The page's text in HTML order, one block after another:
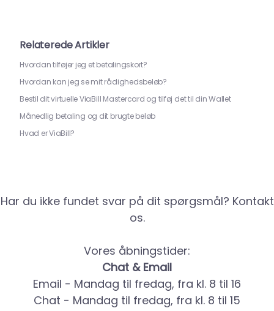
Relaterede Artikler
Hvordan tilføjer jeg et betalingskort?
Hvordan kan jeg se mit rådighedsbeløb?
Bestil dit virtuelle ViaBill Mastercard og tilføj det til din Wallet
Månedlig betaling og dit brugte beløb
Hvad er ViaBill?
Har du ikke fundet svar på dit spørgsmål? Kontakt
os.
Vores åbningstider:
Chat & Email
Email - Mandag til fredag, fra kl. 8 til 16
Chat - Mandag til fredag, fra kl. 8 til 15